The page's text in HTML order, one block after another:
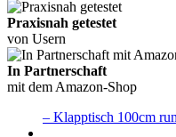
Praxisnah getestet
von Usern
In Partnerschaft
mit dem Amazon-Shop
– Klapptisch 100cm